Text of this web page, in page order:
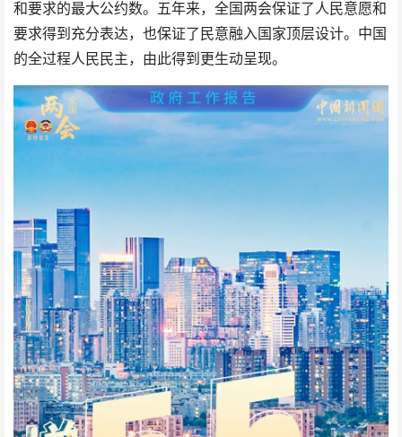
和要求的最大公约数。五年来，全国两会保证了人民意愿和
要求得到充分表达，也保证了民意融入国家顶层设计。中国
的全过程人民民主，由此得到更生动呈现。